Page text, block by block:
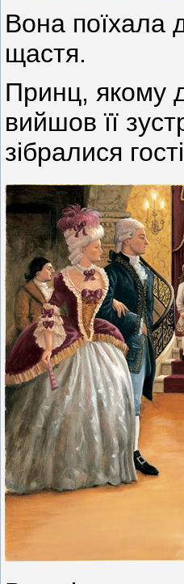
Вона поїхала
щастя.
Принц, якому
вийшов її
зібралися